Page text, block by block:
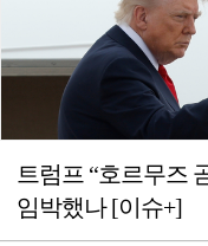
트럼프 “호르무즈
임박했나 [이슈+]